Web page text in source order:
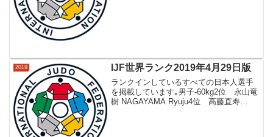
2019 IJF世界ランク2019年4月29日版
ランクインしているすべての日本人選手
を掲載しています｡男子-60kg2位 永山竜
樹 NAGAYAMA Ryuju4位 高藤直寿